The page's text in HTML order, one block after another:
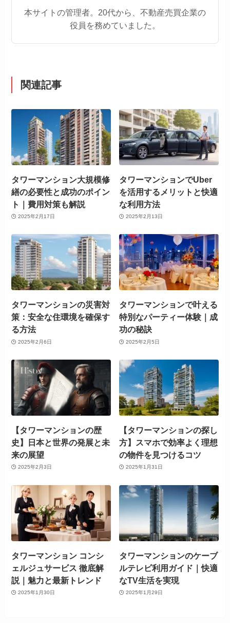
本サイトの管理者。20代から、不動産売買企業の
役員を務めていました。
関連記事
タワーマンション大規模修
繕の必要性と成功のポイン
ト｜費用対策も解説
2025年2月17日
タワーマンションでUber
を活用するメリットと快適
な利用方法
2025年2月13日
タワーマンションの災害対
策：安全な住環境を確保す
る方法
2025年2月6日
タワーマンションで叶える
特別なパーティー体験｜成
功の秘訣
2025年2月5日
【タワーマンションの歴
史】日本と世界の発展と未
来の展望
2025年2月3日
【タワーマンションの探し
方】スマホで効率よく理想
の物件を見つけるコツ
2025年1月31日
タワーマンション コンシ
ェルジュサービス 徹底解
説｜魅力と最新トレンド
2025年1月30日
タワーマンションのケーブ
ルテレビ利用ガイド｜快適
なTV生活を実現
2025年1月29日